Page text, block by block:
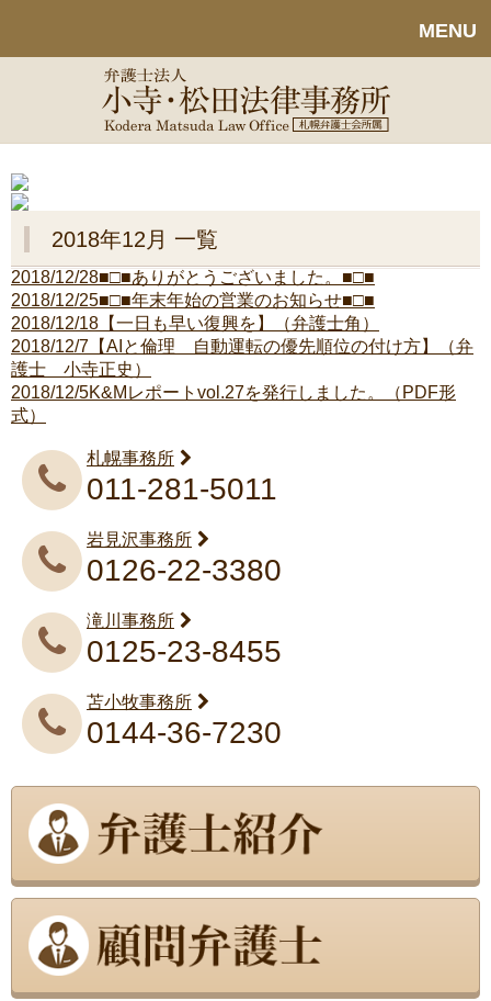
MENU
2018年12月 一覧
2018/12/28■□■ありがとうございました。■□■
2018/12/25■□■年末年始の営業のお知らせ■□■
2018/12/18 【一日も早い復興を】（弁護士角）
2018/12/7 【AIと倫理 自動運転の優先順位の付け方】（弁
護士 小寺正史）
2018/12/5K&Mレポートvol.27を発行しました。（PDF形
式）
札幌事務所
011-281-5011
岩見沢事務所
0126-22-3380
滝川事務所
0125-23-8455
苫小牧事務所
0144-36-7230